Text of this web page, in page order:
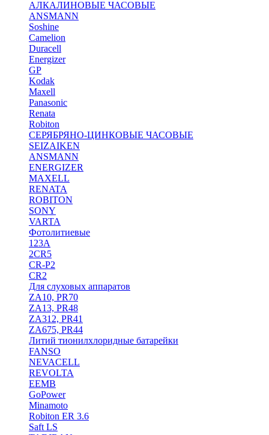
АЛКАЛИНОВЫЕ ЧАСОВЫЕ
ANSMANN
Soshine
Camelion
Duracell
Energizer
GP
Kodak
Maxell
Panasonic
Renata
Robiton
СЕРЯБРЯНО-ЦИНКОВЫЕ ЧАСОВЫЕ
SEIZAIKEN
ANSMANN
ENERGIZER
MAXELL
RENATA
ROBITON
SONY
VARTA
Фотолитиевые
123A
2CR5
CR-P2
CR2
Для слуховых аппаратов
ZA10, PR70
ZA13, PR48
ZA312, PR41
ZA675, PR44
Литий тионилхлоридные батарейки
FANSO
NEVACELL
REVOLTA
EEMB
GoPower
Minamoto
Robiton ER 3.6
Saft LS